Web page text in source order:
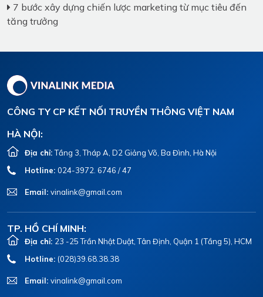
7 bước xây dựng chiến lược marketing từ mục tiêu đến
tăng trưởng
CÔNG TY CP KẾT NỐI TRUYỀN THÔNG VIỆT NAM
HÀ NỘI:
Địa chỉ:Tầng 3, Tháp A, D2 Giảng Võ, Ba Đình, Hà Nội
Hotline: 024-3972. 6746 / 47
Email: vinalink@gmail.com
TP. HỒ CHÍ MINH:
Địa chỉ: 23 -25 Trần Nhật Duật, Tân Định, Quận 1 (Tầng 5), HCM
Hotline: (028)39.68.38.38
Email: vinalink@gmail.com